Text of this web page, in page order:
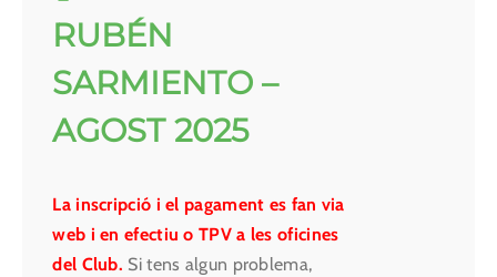
RUBÉN
SARMIENTO –
AGOST 2025
La inscripció i el pagament es fan via
web i en efectiu o TPV a les oficines
del Club. Si tens algun problema,